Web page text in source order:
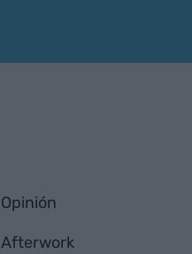
Opinión
Afterwork